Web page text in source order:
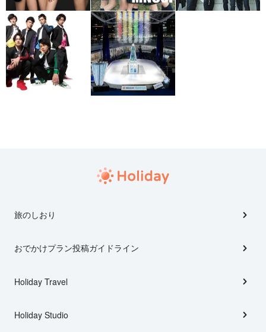
旅のしおり
おでかけプラン投稿ガイドライン
Holiday Travel
Holiday Studio